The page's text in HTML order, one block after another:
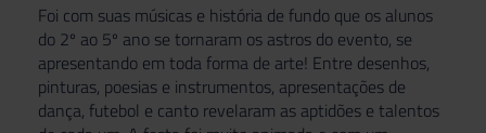
Foi com suas músicas e história de fundo que os alunos
do 2º ao 5º ano se tornaram os astros do evento, se
apresentando em toda forma de arte! Entre desenhos,
pinturas, poesias e instrumentos, apresentações de
dança, futebol e canto revelaram as aptidões e talentos